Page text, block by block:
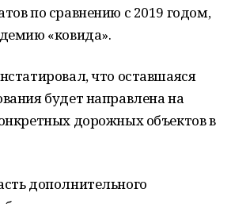
по сравнению с 2019 годом,
«ковида».
что оставшаяся
будет направлена на
дорожных объектов в
дополнительного